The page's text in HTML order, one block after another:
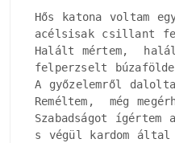
Hős katona voltam
acélsisak csillant
Halált mértem,
felperzselt
A győzelemről
Reméltem,  még
Szabadságot ígértem
s végül kardom